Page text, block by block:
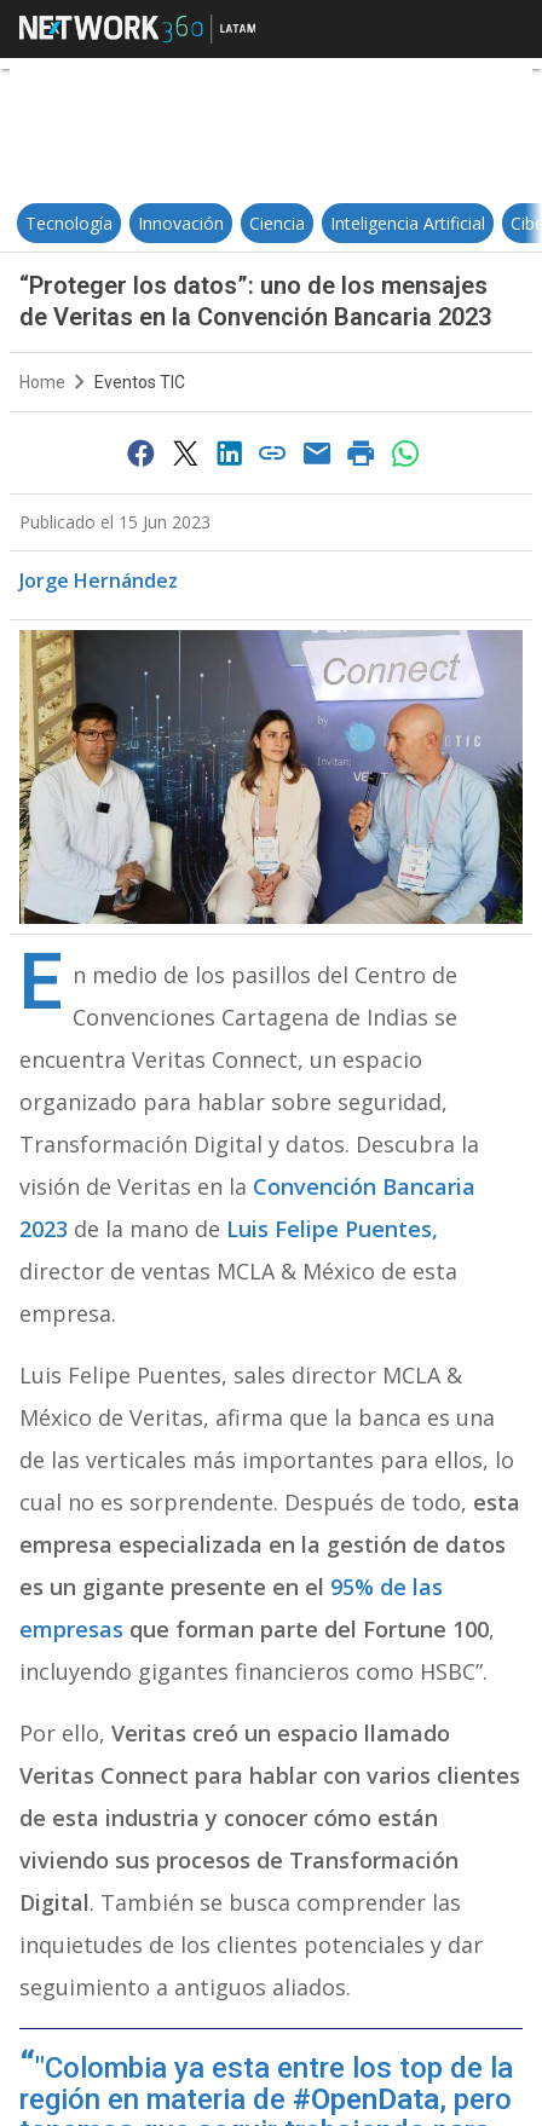
“Proteger los datos”: uno de los
Tecnología Innovación Ciencia Inteligencia Artificial
“Proteger los datos”: uno de los mensajes
de Veritas en la Convención Bancaria 2023
Home Eventos TIC
Publicado el 15 Jun 2023
Jorge Hernández
E n medio de los pasillos del Centro de
Convenciones Cartagena de Indias se
encuentra Veritas Connect, un espacio
organizado para hablar sobre seguridad,
Transformación Digital y datos. Descubra la
visión de Veritas en la Convención Bancaria
2023 de la mano de Luis Felipe Puentes,
director de ventas MCLA & México de esta
empresa.
Luis Felipe Puentes, sales director MCLA &
México de Veritas, afirma que la banca es una
de las verticales más importantes para ellos, lo
cual no es sorprendente. Después de todo, esta
empresa especializada en la gestión de datos
es un gigante presente en el 95% de las
empresas que forman parte del Fortune 100,
incluyendo gigantes financieros como HSBC”.
Por ello, Veritas creó un espacio llamado
Veritas Connect para hablar con varios clientes
de esta industria y conocer cómo están
viviendo sus procesos de Transformación
Digital. También se busca comprender las
inquietudes de los clientes potenciales y dar
seguimiento a antiguos aliados.
"Colombia ya esta entre los top de la
región en materia de #OpenData, pero